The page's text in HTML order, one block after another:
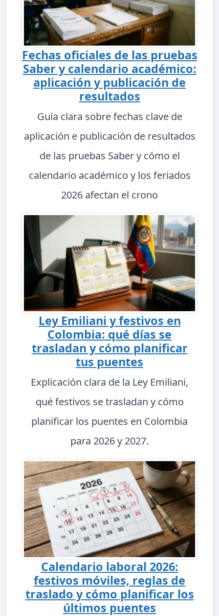
Fechas oficiales de las pruebas
Saber y calendario académico:
aplicación y publicación de
resultados
Guía clara sobre fechas clave de
aplicación e publicación de resultados
de las pruebas Saber y cómo el
calendario académico y los feriados
2026 afectan el crono
Ley Emiliani y festivos en
Colombia: qué días se
trasladan y cómo planificar
tus puentes
Explicación clara de la Ley Emiliani,
qué festivos se trasladan y cómo
planificar los puentes en Colombia
para 2026 y 2027.
Calendario laboral 2026:
festivos móviles, reglas de
traslado y cómo planificar los
últimos puentes